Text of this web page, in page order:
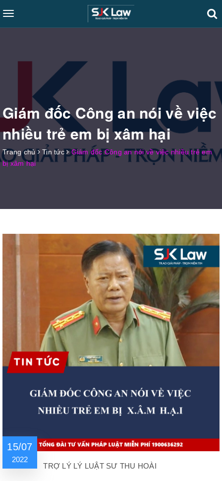
Toggle
navigation
Giám đốc Công an nói về việc
nhiều trẻ em bị xâm hại
Trang chủ Tin tức
Giám đốc Công an nói về việc nhiều trẻ em
bị xâm hại
15/07
2022
TRỢ LÝ LÝ LUẬT SƯ THU HOÀI